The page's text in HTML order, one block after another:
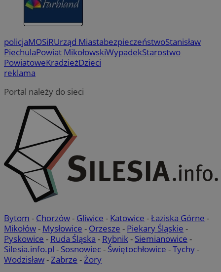
policjaMOSiRUrząd MiastabezpieczeństwoStanisław
PiechulaPowiat MikołowskiWypadekStarostwo
PowiatoweKradzieżDzieci
reklama
Portal należy do sieci
Bytom - Chorzów- Gliwice - Katowice -Łaziska Górne -
Mikołów- Mysłowice - Orzesze - Piekary Śląskie -
Pyskowice - Ruda Śląska - Rybnik- Siemianowice -
Silesia.info.pl - Sosnowiec- Świętochłowice -Tychy-
Wodzisław-Zabrze -Żory